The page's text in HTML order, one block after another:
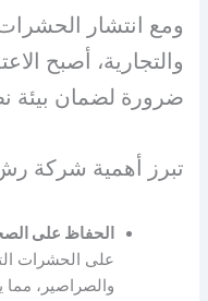
ومع انتشار
والتجارية، أصبح
ضرورة لضمان بيئة
تبرز أهمية شركة
الحفاظ على
على الحشرات
والصراصير،